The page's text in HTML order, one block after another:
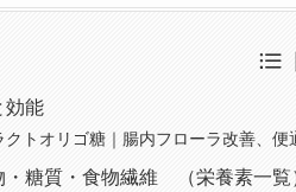
効能
クトオリゴ糖｜腸内フローラ改善、便
・糖質・食物繊維 （栄養素一覧